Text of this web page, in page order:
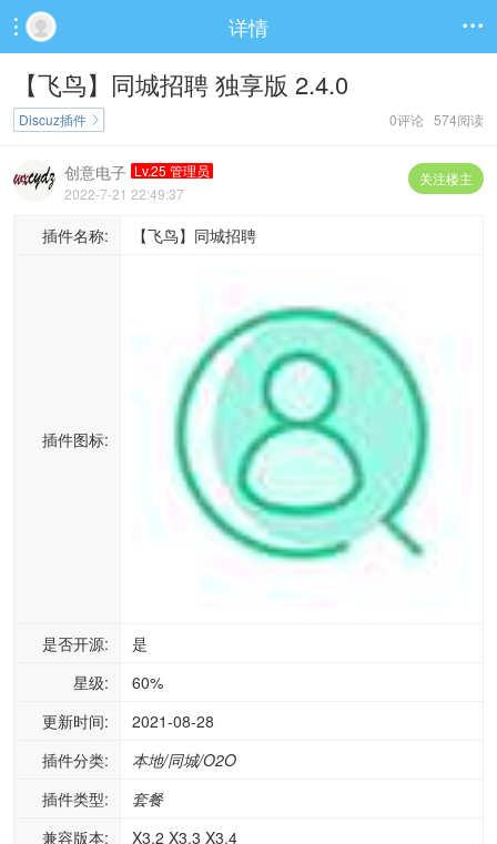
 详情 
【飞鸟】同城招聘 独享版 2.4.0
0评论 574阅读
Discuz插件 
关注楼主
创意电子 Lv.25 管理员
2022-7-21 22:49:37
插件名称: 【飞鸟】同城招聘
插件图标:
是否开源:
是
星级:
60%
更新时间:
2021-08-28
插件分类:
本地/同城/O2O
插件类型:
套餐
兼容版本:
X3.2 X3.3 X3.4